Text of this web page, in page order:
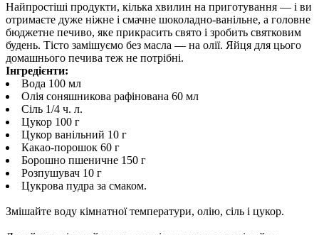
Найпростіші продукти, кілька хвилин на приготування — і ви
отримаєте дуже ніжне і смачне шоколадно-ванільне, а головне
бюджетне печиво, яке прикрасить свято і зробить святковим
будень. Тісто замішуємо без масла — на олії. Яйця для цього
домашнього печива теж не потрібні.
Інгредієнти:
Вода 100 мл
Олія соняшникова рафінована 60 мл
Сіль 1/4 ч. л.
Цукор 100 г
Цукор ванільний 10 г
Какао-порошок 60 г
Борошно пшеничне 150 г
Розпушувач 10 г
Цукрова пудра за смаком.
Змішайте воду кімнатної температури, олію, сіль і цукор.